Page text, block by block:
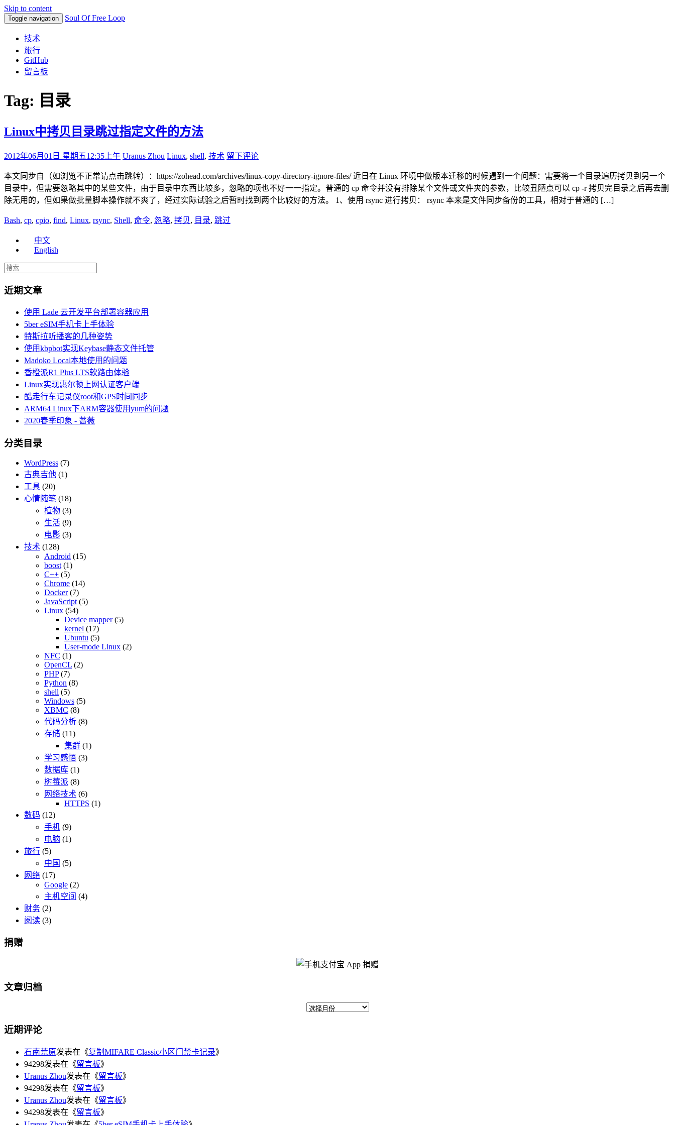
Skip to content
Toggle navigation Soul Of Free Loop
技术
旅行
GitHub
留言板
Tag: 目录
Linux中拷贝目录跳过指定文件的方法
2012年06月01日 星期五12:35上午 Uranus Zhou Linux, shell, 技术 留下评论
本文同步自（如浏览不正常请点击跳转）：https://zohead.com/archives/linux-copy-directory-ignore-files/ 近日在 Linux 环境中做版本迁移的时候遇到一个问题：需要将一个目录遍历拷贝到另一个
目录中，但需要忽略其中的某些文件，由于目录中东西比较多，忽略的项也不好一一指定。普通的 cp 命令并没有排除某个文件或文件夹的参数，比较丑陋点可以 cp -r 拷贝完目录之后再去删
除无用的，但如果做批量脚本操作就不爽了，经过实际试验之后暂时找到两个比较好的方法。 1、使用 rsync 进行拷贝： rsync 本来是文件同步备份的工具，相对于普通的 […]
Bash, cp, cpio, find, Linux, rsync, Shell, 命令, 忽略, 拷贝, 目录, 跳过
中文
English
近期文章
使用 Lade 云开发平台部署容器应用
5ber eSIM手机卡上手体验
特斯拉听播客的几种姿势
使用kbpbot实现Keybase静态文件托管
Madoko Local本地使用的问题
香橙派R1 Plus LTS软路由体验
Linux实现惠尔顿上网认证客户端
酷走行车记录仪root和GPS时间同步
ARM64 Linux下ARM容器使用yum的问题
2020春季印象 - 蔷薇
分类目录
WordPress (7)
古典吉他 (1)
工具 (20)
心情随笔 (18)
植物 (3)
生活 (9)
电影 (3)
技术 (128)
Android (15)
boost (1)
C++ (5)
Chrome (14)
Docker(7)
JavaScript (5)
Linux (54)
Device mapper(5)
kernel (17)
Ubuntu (5)
User-mode Linux (2)
NFC (1)
OpenCL (2)
PHP(7)
Python (8)
shell (5)
Windows (5)
XBMC (8)
代码分析 (8)
存储 (11)
集群 (1)
学习感悟 (3)
数据库 (1)
树莓派 (8)
网络技术 (6)
HTTPS (1)
数码 (12)
手机 (9)
电脑 (1)
旅行 (5)
中国 (5)
网络 (17)
Google (2)
主机空间 (4)
财务 (2)
阅读 (3)
捐赠
文章归档
近期评论
石南荒原发表在《复制MIFARE Classic小区门禁卡记录》
94298发表在《留言板》
Uranus Zhou发表在《留言板》
94298发表在《留言板》
Uranus Zhou发表在《留言板》
94298发表在《留言板》